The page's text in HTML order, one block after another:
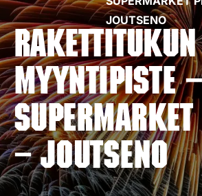
JOUTSENO
Rakettitukun
myyntipiste
– JOUTSENO